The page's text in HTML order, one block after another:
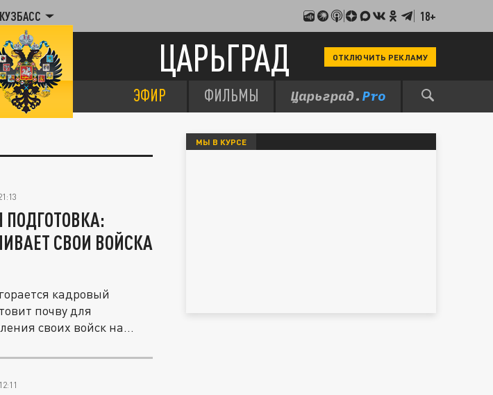
КУЗБАСС 18+
ЦАРЬГРАД ОТКЛЮЧИТЬ РЕКЛАМУ
ЭФИР ФИЛЬМЫ
ПОДГОТОВКА:
СВОИ ВОЙСКА
кадровый
почву для
своих войск на...
МЫ В КУРСЕ